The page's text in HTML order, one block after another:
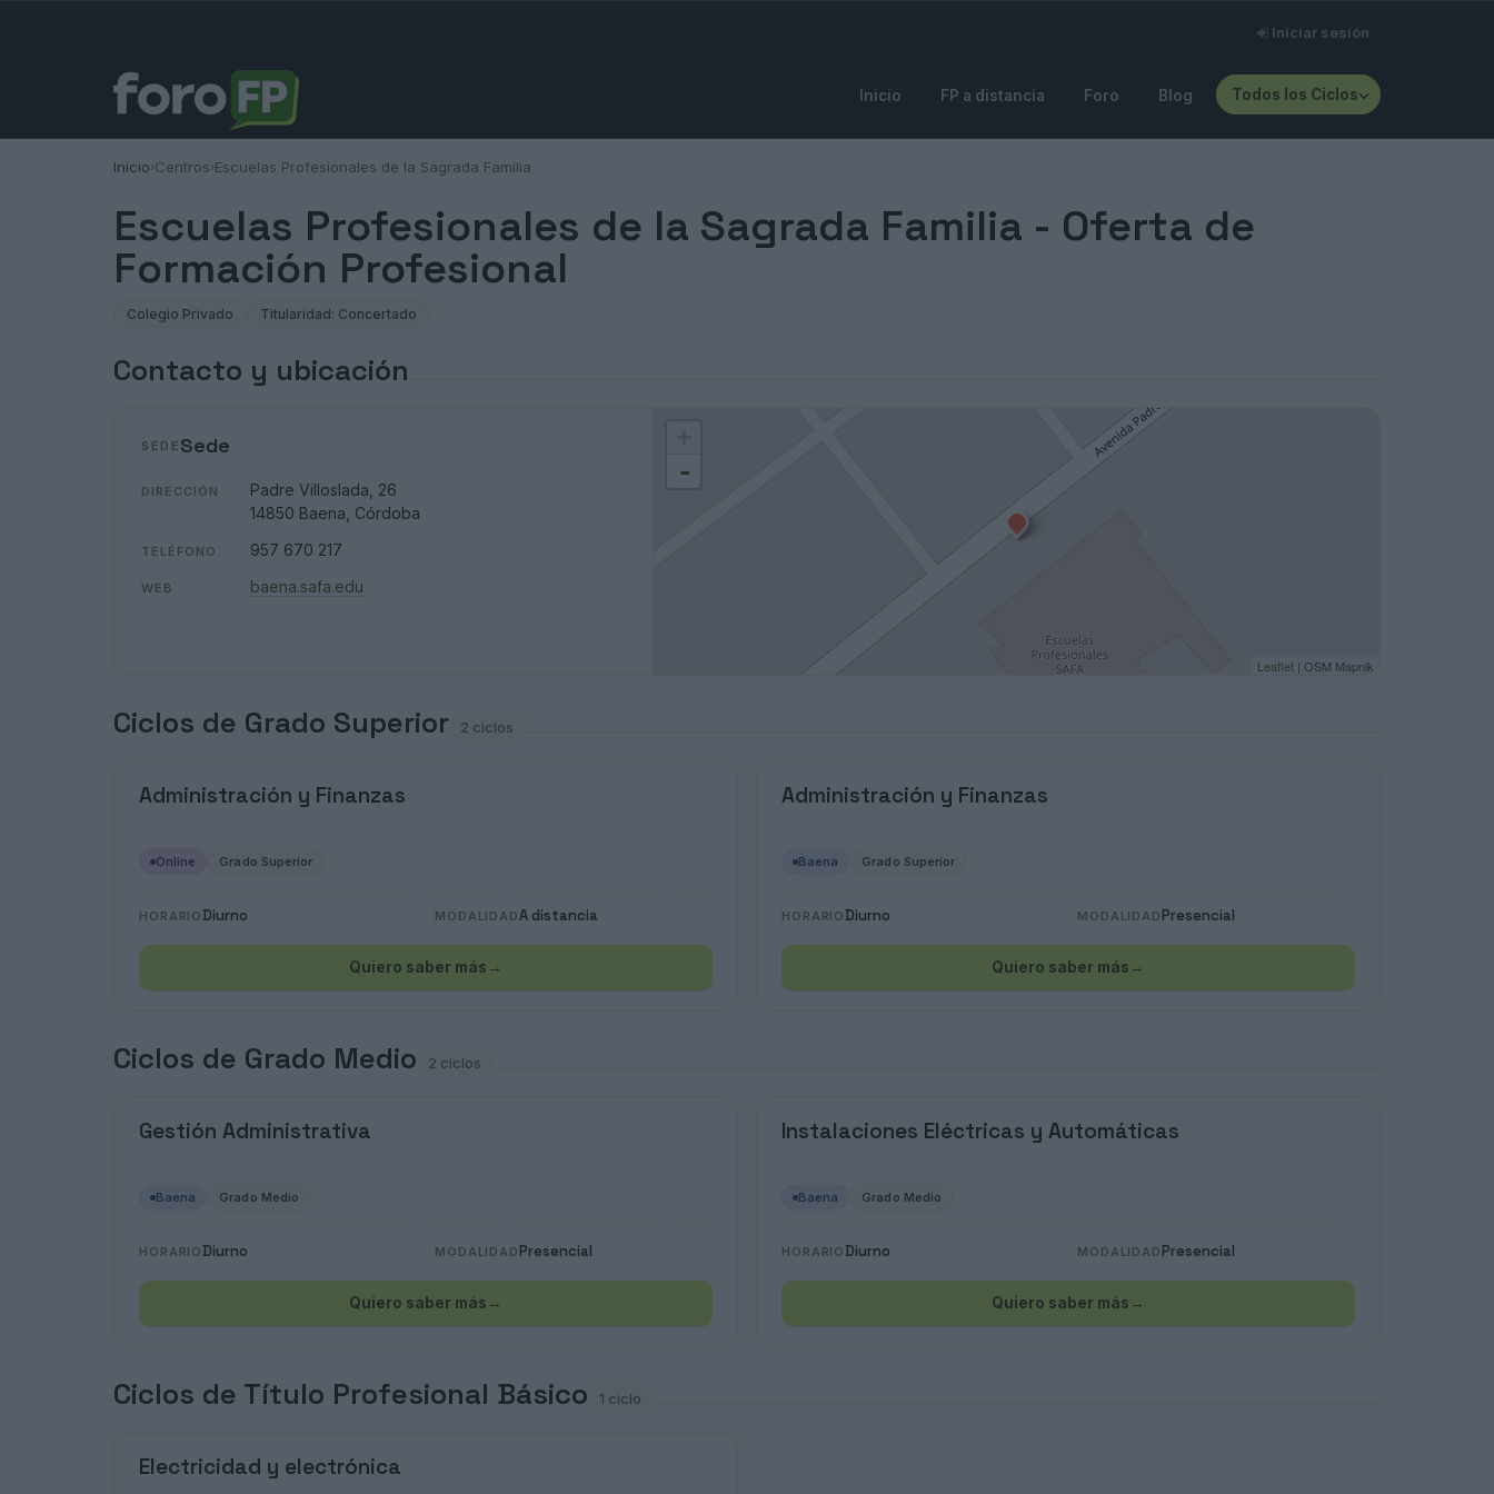
Iniciar sesión
Inicio FP a distancia Foro Blog Todos los Ciclos
Inicio›Centros›Escuelas Profesionales de la Sagrada Familia
Escuelas Profesionales de la Sagrada Familia - Oferta de
Formación Profesional
Colegio Privado Titularidad: Concertado
Contacto y ubicación
SEDE Sede
DIRECCIÓN
Padre Villoslada, 26
14850 Baena, Córdoba
TELÉFONO 957 670 217
WEB baena.safa.edu
-
Leaflet| OSM Mapnik
Ciclos de Grado Superior 2 ciclos
Administración y Finanzas
Online Grado Superior
HORARIO Diurno MODALIDADA distancia
Quiero saber más →
Administración y Finanzas
Baena Grado Superior
HORARIO Diurno MODALIDAD Presencial
Quiero saber más →
Ciclos de Grado Medio 2 ciclos
Gestión Administrativa
Baena Grado Medio
HORARIO Diurno MODALIDAD Presencial
Quiero saber más →
Instalaciones Eléctricas y Automáticas
Baena Grado Medio
HORARIO Diurno MODALIDAD Presencial
Quiero saber más →
Ciclos de Título Profesional Básico 1 ciclo
Electricidad y electrónica